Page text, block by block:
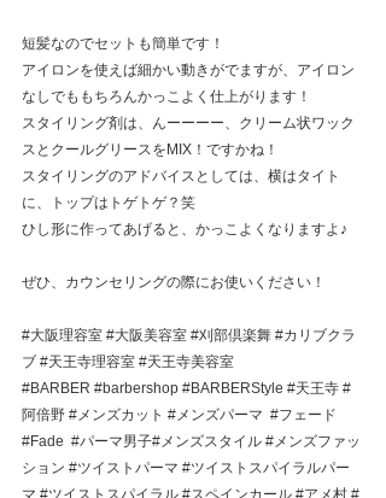
短髪なのでセットも簡単です！
アイロンを使えば細かい動きがでますが、アイロン
なしでももちろんかっこよく仕上がります！
スタイリング剤は、んーーーー、クリーム状ワック
スとクールグリースをMIX！ですかね！
スタイリングのアドバイスとしては、横はタイト
に、トップはトゲトゲ？笑
ひし形に作ってあげると、かっこよくなりますよ♪
ぜひ、カウンセリングの際にお使いください！
#大阪理容室 #大阪美容室 #刈部倶楽舞 #カリブクラ
ブ #天王寺理容室 #天王寺美容室
#BARBER #barbershop #BARBERStyle #天王寺 #
阿倍野 #メンズカット #メンズパーマ #フェード
#Fade #パーマ男子#メンズスタイル #メンズファッ
ション #ツイストパーマ #ツイストスパイラルパー
マ #ツイストスパイラル #スペインカール #アメ村 #